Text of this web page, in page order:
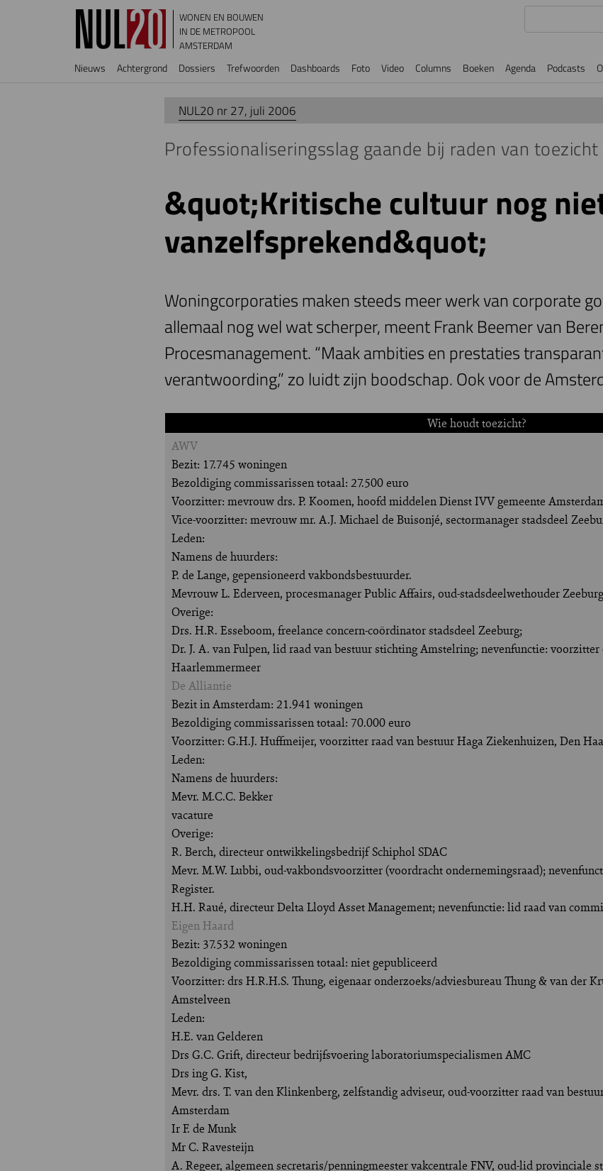
Overslaan en naar de inhoud gaan
WONEN EN BOUWEN
IN DE METROPOOL
AMSTERDAM
Hoofdnavigatie
Nieuws Achtergrond Dossiers Trefwoorden Dashboards Foto Video Columns Boeken Agenda Podcasts
NUL20 nr 27, juli 2006
Professionaliseringsslag gaande bij raden van
&quot;Kritische cultuur nog
vanzelfsprekend&quot;
Woningcorporaties maken steeds meer werk van corporate
allemaal nog wel wat scherper, meent Frank Beemer van
Procesmanagement. “Maak ambities en prestaties
verantwoording,” zo luidt zijn boodschap. Ook voor de
Wie houdt toezicht?
AWV
Bezit: 17.745 woningen
Bezoldiging commissarissen totaal: 27.500 euro
Voorzitter: mevrouw drs. P. Koomen, hoofd middelen Dienst IVV gemeente
Vice-voorzitter: mevrouw mr. A.J. Michael de Buisonjé, sectormanager stadsdeel
Leden:
Namens de huurders:
P. de Lange, gepensioneerd vakbondsbestuurder.
Mevrouw L. Ederveen, procesmanager Public Affairs, oud-stadsdeelwethouder
Overige:
Drs. H.R. Esseboom, freelance concern-coördinator stadsdeel Zeeburg;
Dr. J. A. van Fulpen, lid raad van bestuur stichting Amstelring; nevenfunctie:
Haarlemmermeer
De Alliantie
Bezit in Amsterdam: 21.941 woningen
Bezoldiging commissarissen totaal: 70.000 euro
Voorzitter: G.H.J. Huffmeijer, voorzitter raad van bestuur Haga Ziekenhuizen, Den
Leden:
Namens de huurders:
Mevr. M.C.C. Bekker
vacature
Overige:
R. Berch, directeur ontwikkelingsbedrijf Schiphol SDAC
Mevr. M.W. Lubbi, oud-vakbondsvoorzitter (voordracht ondernemingsraad);
Register.
H.H. Raué, directeur Delta Lloyd Asset Management; nevenfunctie: lid raad van
Eigen Haard
Bezit: 37.532 woningen
Bezoldiging commissarissen totaal: niet gepubliceerd
Voorzitter: drs H.R.H.S. Thung, eigenaar onderzoeks/adviesbureau Thung & van der
Amstelveen
Leden:
H.E. van Gelderen
Drs G.C. Grift, directeur bedrijfsvoering laboratoriumspecialismen AMC
Drs ing G. Kist,
Mevr. drs. T. van den Klinkenberg, zelfstandig adviseur, oud-voorzitter raad van
Amsterdam
Ir F. de Munk
Mr C. Ravesteijn
A. Regeer, algemeen secretaris/penningmeester vakcentrale FNV, oud-lid provinciale